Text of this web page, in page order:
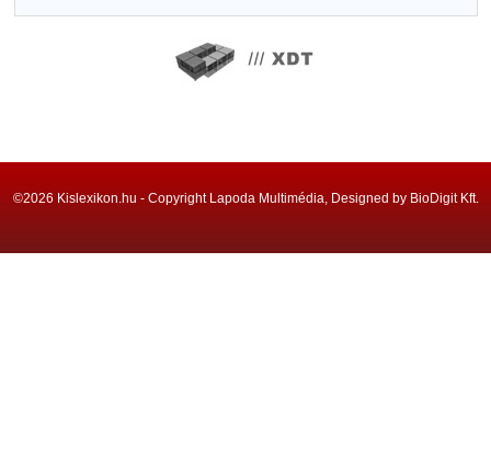
©2026 Kislexikon.hu - Copyright Lapoda Multimédia, Designed by BioDigit Kft.